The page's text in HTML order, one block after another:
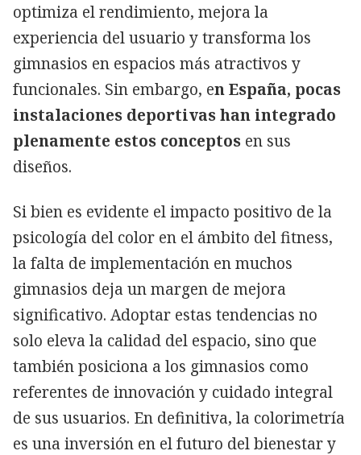
optimiza el rendimiento, mejora la
experiencia del usuario y transforma los
gimnasios en espacios más atractivos y
funcionales. Sin embargo, en España, pocas
instalaciones deportivas han integrado
plenamente estos conceptos en sus
diseños.
Si bien es evidente el impacto positivo de la
psicología del color en el ámbito del fitness,
la falta de implementación en muchos
gimnasios deja un margen de mejora
significativo. Adoptar estas tendencias no
solo eleva la calidad del espacio, sino que
también posiciona a los gimnasios como
referentes de innovación y cuidado integral
de sus usuarios. En definitiva, la colorimetría
es una inversión en el futuro del bienestar y